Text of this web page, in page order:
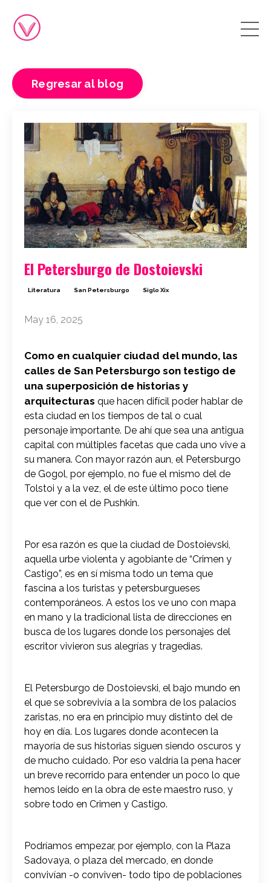
Regresar al blog
El Petersburgo de Dostoievski
Literatura San Petersburgo Siglo Xix
May 16, 2025
Como en cualquier ciudad del mundo, las
calles de San Petersburgo son testigo de
una superposición de historias y
arquitecturas que hacen difícil poder hablar de
esta ciudad en los tiempos de tal o cual
personaje importante. De ahí que sea una antigua
capital con múltiples facetas que cada uno vive a
su manera. Con mayor razón aun, el Petersburgo
de Gogol, por ejemplo, no fue el mismo del de
Tolstoi y a la vez, el de este último poco tiene
que ver con el de Pushkin.
Por esa razón es que la ciudad de Dostoievski,
aquella urbe violenta y agobiante de “Crimen y
Castigo”, es en sí misma todo un tema que
fascina a los turistas y petersburgueses
contemporáneos. A estos los ve uno con mapa
en mano y la tradicional lista de direcciones en
busca de los lugares donde los personajes del
escritor vivieron sus alegrías y tragedias.
El Petersburgo de Dostoievski, el bajo mundo en
el que se sobrevivía a la sombra de los palacios
zaristas, no era en principio muy distinto del de
hoy en día. Los lugares donde acontecen la
mayoría de sus historias siguen siendo oscuros y
de mucho cuidado. Por eso valdría la pena hacer
un breve recorrido para entender un poco lo que
hemos leído en la obra de este maestro ruso, y
sobre todo en Crimen y Castigo.
Podríamos empezar, por ejemplo, con la Plaza
Sadovaya, o plaza del mercado, en donde
convivían -o conviven- todo tipo de poblaciones